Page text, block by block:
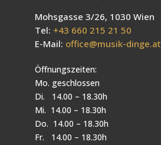
Mohsgasse 3/26, 1030 Wien
Tel: +43 660 215 21 50
E-Mail: office@musik-dinge.at
Öffnungszeiten:
Mo. geschlossen
Di. 14.00 – 18.30h
Mi. 14.00 – 18.30h
Do. 14.00 – 18.30h
Fr. 14.00 – 18.30h